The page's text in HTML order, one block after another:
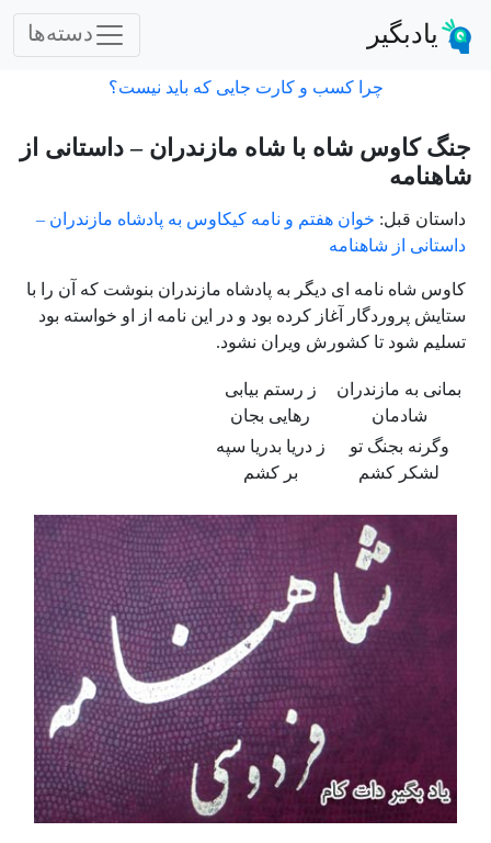
یادبگیر دسته‌ها
چرا کسب و کارت جایی که باید نیست؟
جنگ کاوس شاه با شاه مازندران – داستانی از
شاهنامه
داستان قبل: خوان هفتم و نامه کیکاوس به پادشاه مازندران –
داستانی از شاهنامه
کاوس شاه نامه ای دیگر به پادشاه مازندران بنوشت که آن را با
ستایش پروردگار آغاز کرده بود و در این نامه از او خواسته بود
تسلیم شود تا کشورش ویران نشود.
بمانی به مازندران
شادمان
ز رستم بیابی
رهایی بجان
وگرنه بجنگ تو
لشکر کشم
ز دریا بدریا سپه
بر کشم